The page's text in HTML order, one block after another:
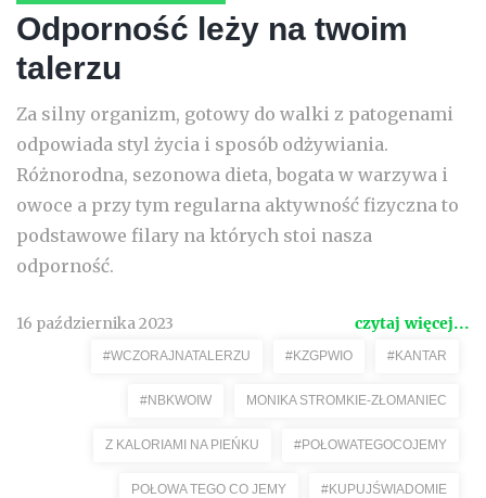
Odporność leży na twoim
talerzu
Za silny organizm, gotowy do walki z patogenami
odpowiada styl życia i sposób odżywiania.
Różnorodna, sezonowa dieta, bogata w warzywa i
owoce a przy tym regularna aktywność fizyczna to
podstawowe filary na których stoi nasza
odporność.
16 października 2023 czytaj więcej...
#WCZORAJNATALERZU #KZGPWIO #KANTAR
#NBKWOIW MONIKA STROMKIE-ZŁOMANIEC
Z KALORIAMI NA PIEŃKU #POŁOWATEGOCOJEMY
POŁOWA TEGO CO JEMY #KUPUJŚWIADOMIE